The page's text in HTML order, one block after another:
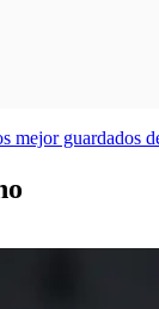
mejor guardados